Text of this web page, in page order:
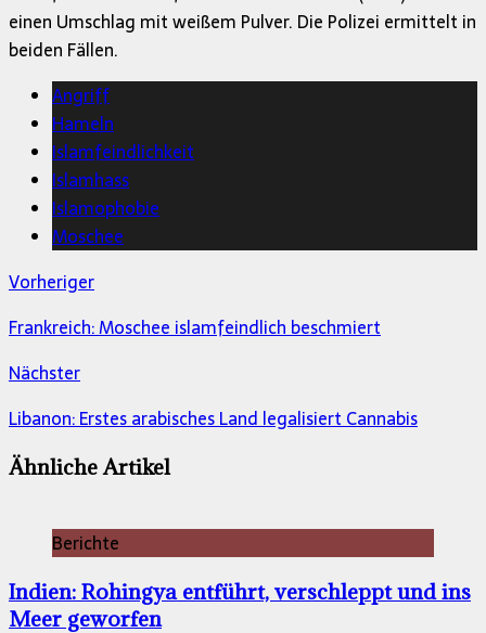
einen Umschlag mit weißem Pulver. Die Polizei ermittelt in
beiden Fällen.
Angriff
Hameln
Islamfeindlichkeit
Islamhass
Islamophobie
Moschee
Vorheriger
Frankreich: Moschee islamfeindlich beschmiert
Nächster
Libanon: Erstes arabisches Land legalisiert Cannabis
Ähnliche Artikel
Berichte
Indien: Rohingya entführt, verschleppt und ins
Meer geworfen